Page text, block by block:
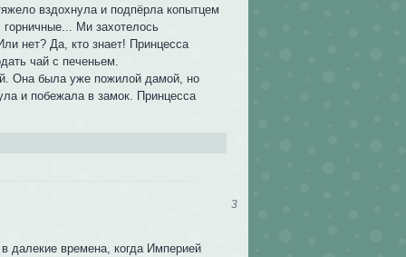
вздохнула и подпёрла копытцем
Ми захотелось
нет? Да, кто знает! Принцесса
чай с печеньем.
Она была уже пожилой дамой, но
и побежала в замок. Принцесса
3
далекие времена, когда Империей